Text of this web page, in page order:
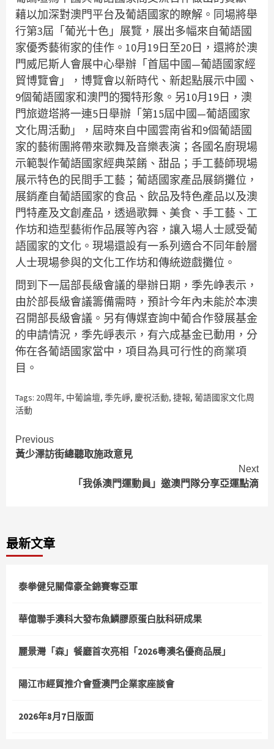
藉以加深對澳門平台及葡語國家的瞭解。同場將舉
行第3屆「葡光十色」展覽，展出多幅來自葡語國
家優秀藝術家的佳作。10月19日至20日，還將於澳
門威尼斯人會展中心舉辦「首屆中國—葡語國家經
貿博覽會」，博覽會以新時代、新起點展示中國、
9個葡語國家和澳門的獨特形象。另10月19日，澳
門旅遊塔將一連5日舉辦「第15屆中國—葡語國家
文化周活動」，屆時來自中國雲南省和9個葡語國
家的藝術團將帶來歌舞及音樂表演；各國名廚現場
示範製作葡語國家經典菜餚、甜品；手工藝師現場
展示特色的民間手工藝；葡語國家產品展銷攤位，
展銷產自葡語國家的食品、飲品及特色產品以及澳
門特產及文創產品，透過歌舞、美食、手工藝、工
作坊和造型藝術作品展等內容，讓入場人士感受葡
語國家的文化。現場還設有一系列適合不同年齡層
人士現場參與的文化工作坊和傳統遊戲攤位。
問到下一屆部長級會議的舉辦日期，季先峥表示，
由於部長級會議籌備需時，預計今年內未能於本澳
召開部長級會議。另有傳媒查詢中葡合作發展基金
的申請情況，季先崢表示，有六成基金已動用，分
佈在各葡語國家當中，項目為具可行性的商業項
目。
Tags: 20周年, 中葡論壇, 季先崢, 慶祝活動, 捷報, 葡語國家文化周
活動
Continue
Reading
Previous
黃少澤訪街總聽取施政意見
Next
「我係澳門運動員」邀澳門隊分享亞運點滴
最新文章
泰拳健兒關偉豪全錦賽奪亞軍
華億聯手澳科大發布魚鱗膠原蛋白肽科研成果
麗景灣「森」餐廳首次亮相「2026粵澳名優商品展」
陽江市經貿推介會暨澳門企業家座談會
2026年8月7日版面